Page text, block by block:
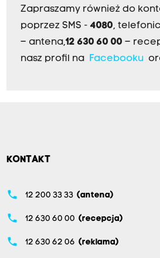
Zapraszamy również do
poprzez SMS - 4080,
– antena,12 630 60 00 –
nasz profil na Facebooku
KONTAKT
phone 12 200 33 33 (antena)
phone 12 630 60 00 (recepcja)
phone 12 630 62 06 (reklama)